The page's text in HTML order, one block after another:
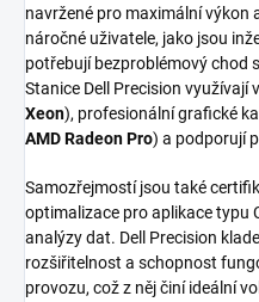
navržené pro maximální výkon
náročné uživatele, jako jsou
potřebují bezproblémový chod
Stanice Dell Precision využívají
Xeon), profesionální grafické
AMD Radeon Pro) a podporují
Samozřejmostí jsou také
optimalizace pro aplikace typu
analýzy dat. Dell Precision
rozšiřitelnost a schopnost
provozu, což z něj činí ideální